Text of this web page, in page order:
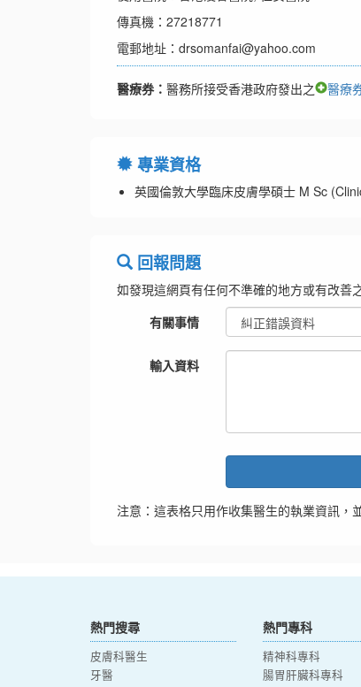
傳真機：27218771
電郵地址：drsomanfai@yahoo.com
醫療券： 醫務所接受香港政府發出之 醫療
專業資格
英國倫敦大學臨床皮膚學碩士 M Sc
回報問題
如發現這網頁有任何不準確的地方或有改善
有關事情
輸入資料
注意：這表格只用作收集醫生的執業資訊，
熱門搜尋
皮膚科醫生
牙醫
熱門專科
精神科專科
腸胃肝臟科專科